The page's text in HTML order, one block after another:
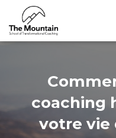
coaching
votre vie